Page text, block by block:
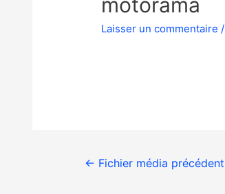
Laisser un commentaire
← Fichier média précédent